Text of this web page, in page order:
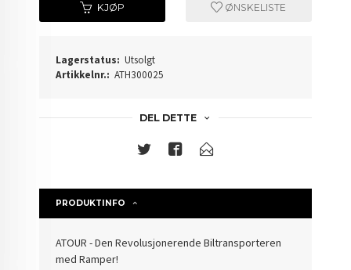
KJØP ØNSKELISTE
Lagerstatus: Utsolgt
Artikkelnr.: ATH300025
DEL DETTE
PRODUKTINFO
ATOUR - Den Revolusjonerende Biltransporteren
med Ramper!